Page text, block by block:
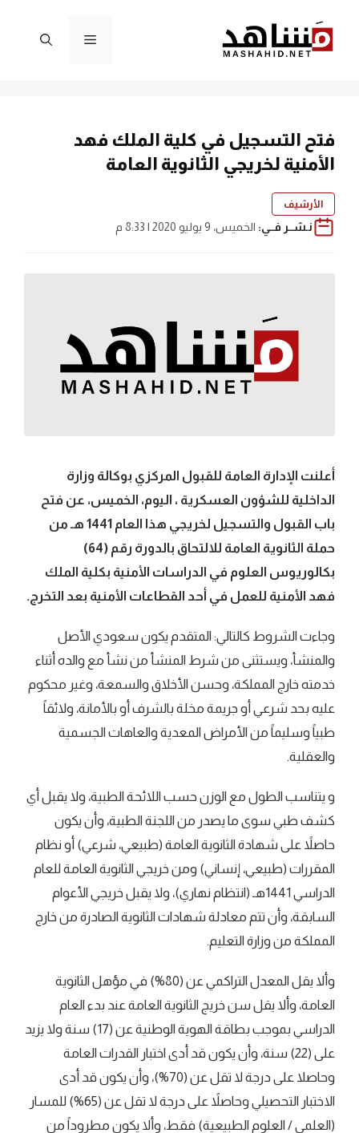
المحتوى
القائمة
فتح التسجيل في كلية الملك فهد
الأمنية لخريجي الثانوية العامة
الأرشيف
نـشــر فــي: الخميس، 9 يوليو 2020 | 8:33 م
أعلنت الإدارة العامة للقبول المركزي بوكالة وزارة
الداخلية للشؤون العسكرية ، اليوم، الخميس، عن فتح
باب القبول والتسجيل لخريجي هذا العام 1441 هـ من
حملة الثانوية العامة للالتحاق بالدورة رقم (64)
بكالوريوس العلوم في الدراسات الأمنية بكلية الملك
فهد الأمنية للعمل في أحد القطاعات الأمنية بعد التخرج.
وجاءت الشروط كالتالي: المتقدم يكون سعودي الأصل
والمنشأ، ويستثنى من شرط المنشأ من نشأ مع والده أثناء
خدمته خارج المملكة، وحسن الأخلاق والسمعة، وغير محكوم
عليه بحد شرعي أو جريمة مخلة بالشرف أو بالأمانة، ولائقاً
طبياً وسليماً من الأمراض المعدية والعاهات الجسمية
والعقلية.
و يتناسب الطول مع الوزن حسب اللائحة الطبية، ولا يقبل أي
كشف طبي سوى ما يصدر من اللجنة الطبية، وأن يكون
حاصلاً على شهادة الثانوية العامة (طبيعي، شرعي) أو نظام
المقررات (طبيعي، إنساني) ومن خريجي الثانوية العامة للعام
الدراسي 1441هـ (انتظام نهاري)، ولا يقبل خريجي الأعوام
السابقة، وأن تتم معادلة شهادات الثانوية الصادرة من خارج
المملكة من وزارة التعليم.
وألا يقل المعدل التراكمي عن (80%) في مؤهل الثانوية
العامة، وألا يقل سن خريج الثانوية العامة عند بدء العام
الدراسي بموجب بطاقة الهوية الوطنية عن (17) سنة ولا يزيد
على (22) سنة، وأن يكون قد أدى اختبار القدرات العامة
وحاصلا على درجة لا تقل عن (70%)، وأن يكون قد أدى
الاختبار التحصيلي وحاصلاً على درجة لا تقل عن (65%) للمسار
(العلمي / العلوم الطبيعية) فقط، وألا يكون مطروداً من